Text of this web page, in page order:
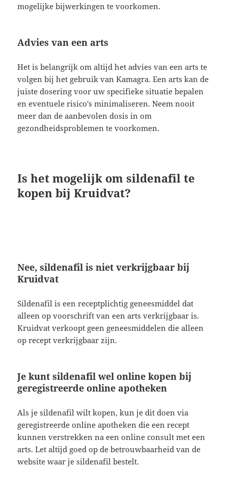
mogelijke bijwerkingen te voorkomen.
Advies van een arts
Het is belangrijk om altijd het advies van een arts te
volgen bij het gebruik van Kamagra. Een arts kan de
juiste dosering voor uw specifieke situatie bepalen
en eventuele risico's minimaliseren. Neem nooit
meer dan de aanbevolen dosis in om
gezondheidsproblemen te voorkomen.
Is het mogelijk om sildenafil te
kopen bij Kruidvat?
Nee, sildenafil is niet verkrijgbaar bij
Kruidvat
Sildenafil is een receptplichtig geneesmiddel dat
alleen op voorschrift van een arts verkrijgbaar is.
Kruidvat verkoopt geen geneesmiddelen die alleen
op recept verkrijgbaar zijn.
Je kunt sildenafil wel online kopen bij
geregistreerde online apotheken
Als je sildenafil wilt kopen, kun je dit doen via
geregistreerde online apotheken die een recept
kunnen verstrekken na een online consult met een
arts. Let altijd goed op de betrouwbaarheid van de
website waar je sildenafil bestelt.